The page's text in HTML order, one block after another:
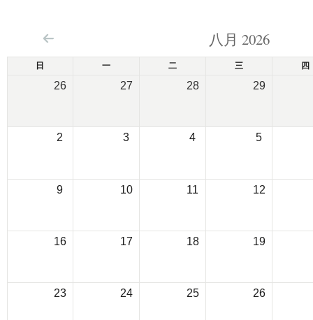
八月 2026
日 一 二 三 四
26 27 28 29
2 3 4 5
9 10 11 12
16 17 18 19
23 24 25 26